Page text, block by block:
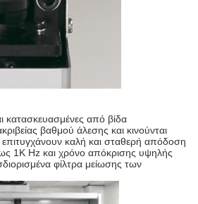
κατασκευασμένες από βίδα
βαθμού άλεσης και κινούνται
καλή και σταθερή απόδοση
1K Hz και χρόνο απόκρισης υψηλής
φίλτρα μείωσης των